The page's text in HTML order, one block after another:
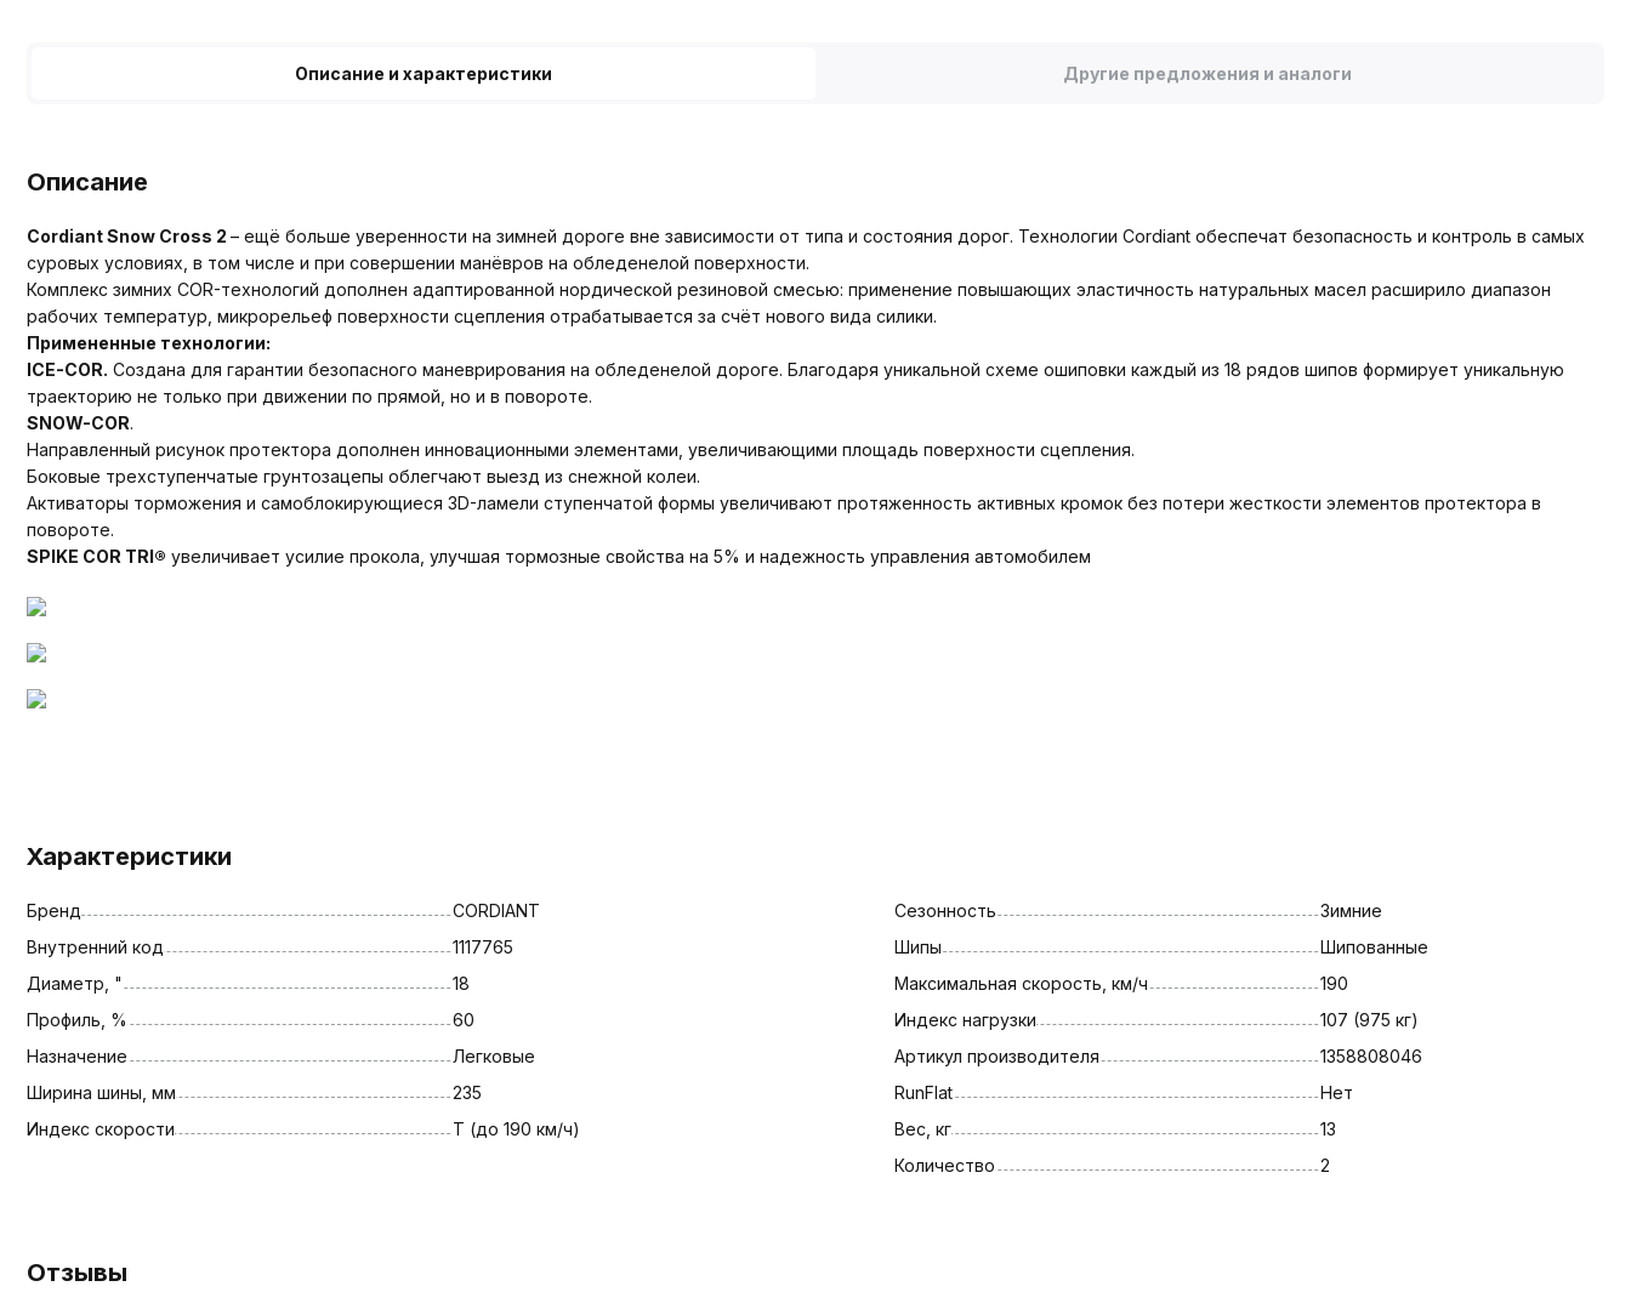
Описание и характеристики Другие предложения и аналоги
Описание
Cordiant Snow Cross 2 – ещё больше уверенности на зимней дороге вне зависимости от типа и состояния дорог. Технологии Cordiant обеспечат безопасность и контроль в самых
суровых условиях, в том числе и при совершении манёвров на обледенелой поверхности.
Комплекс зимних COR-технологий дополнен адаптированной нордической резиновой смесью: применение повышающих эластичность натуральных масел расширило диапазон
рабочих температур, микрорельеф поверхности сцепления отрабатывается за счёт нового вида силики.
Примененные технологии:
ICE-COR. Создана для гарантии безопасного маневрирования на обледенелой дороге. Благодаря уникальной схеме ошиповки каждый из 18 рядов шипов формирует уникальную
траекторию не только при движении по прямой, но и в повороте.
SNOW-COR.
Направленный рисунок протектора дополнен инновационными элементами, увеличивающими площадь поверхности сцепления.
Боковые трехступенчатые грунтозацепы облегчают выезд из снежной колеи.
Активаторы торможения и самоблокирующиеся 3D-ламели ступенчатой формы увеличивают протяженность активных кромок без потери жесткости элементов протектора в
повороте.
SPIKE COR TRI® увеличивает усилие прокола, улучшая тормозные свойства на 5% и надежность управления автомобилем
Характеристики
Бренд
CORDIANT
Внутренний код
1117765
Диаметр, "
18
Профиль, %
60
Назначение
Легковые
Ширина шины, мм
235
Индекс скорости
T (до 190 км/ч)
Сезонность
Зимние
Шипы
Шипованные
Максимальная скорость, км/ч
190
Индекс нагрузки
107 (975 кг)
Артикул производителя
1358808046
RunFlat
Нет
Вес, кг
13
Количество
2
Отзывы